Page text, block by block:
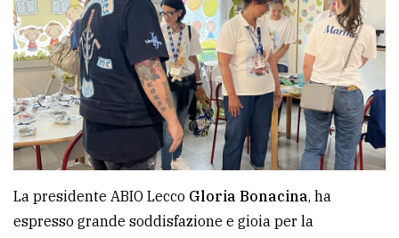
La presidente ABIO Lecco Gloria Bonacina, ha
espresso grande soddisfazione e gioia per la